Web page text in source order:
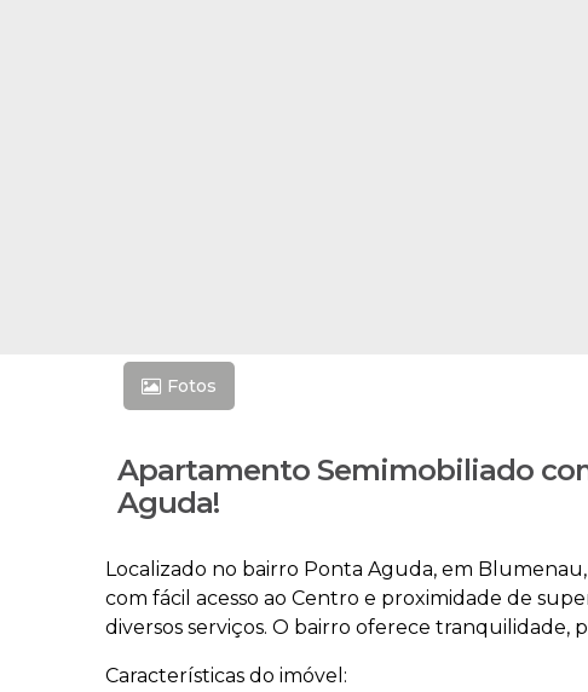
Fotos
Apartamento Semimobiliado
Aguda!
Localizado no bairro Ponta Aguda, em
com fácil acesso ao Centro e proximidade de
diversos serviços. O bairro oferece tranquilidade,
Características do imóvel: